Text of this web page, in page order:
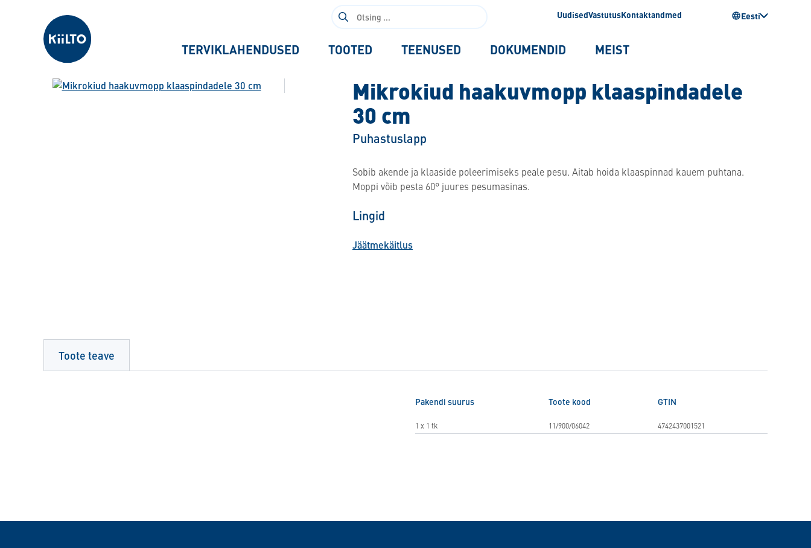
Kiilto Estonia Otsi: UudisedVastutusKontaktandmed Eesti
TERVIKLAHENDUSED TOOTED TEENUSED DOKUMENDID MEIST
Mikrokiud haakuvmopp klaaspindadele
30 cm
Puhastuslapp
Sobib akende ja klaaside poleerimiseks peale pesu. Aitab hoida klaaspinnad kauem puhtana.
Moppi võib pesta 60° juures pesumasinas.
Lingid
Jäätmekäitlus
Toote teave
Pakendi suurus Toote kood GTIN
1 x 1 tk 11/900/06042 4742437001521